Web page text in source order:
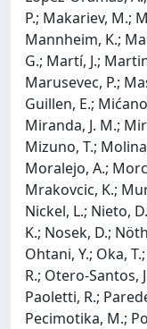
P.; Makariev, M.;
Mannheim, K.;
G.; Martí, J.;
Marusevec, P.;
Guillen, E.;
Miranda, J. M.;
Mizuno, T.;
Moralejo, A.;
Mrakovcic, K.;
Nickel, L.; Nieto,
K.; Nosek, D.;
Ohtani, Y.; Oka,
R.; Otero-Santos,
Paoletti, R.;
Pecimotika, M.;